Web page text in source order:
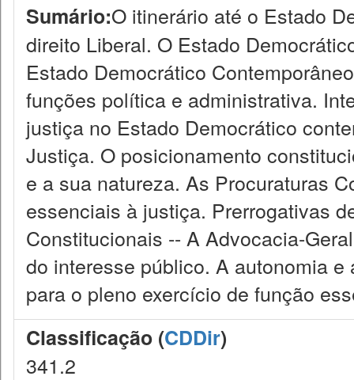
Sumário:O itinerário até o Estado
direito Liberal. O Estado
Estado Democrático
funções política e administrativa.
justiça no Estado Democrático
Justiça. O posicionamento
e a sua natureza. As Procuraturas
essenciais à justiça. Prerrogativas
Constitucionais -- A Advocacia-
do interesse público. A autonomia
para o pleno exercício de função
Classificação (CDDir)
341.2